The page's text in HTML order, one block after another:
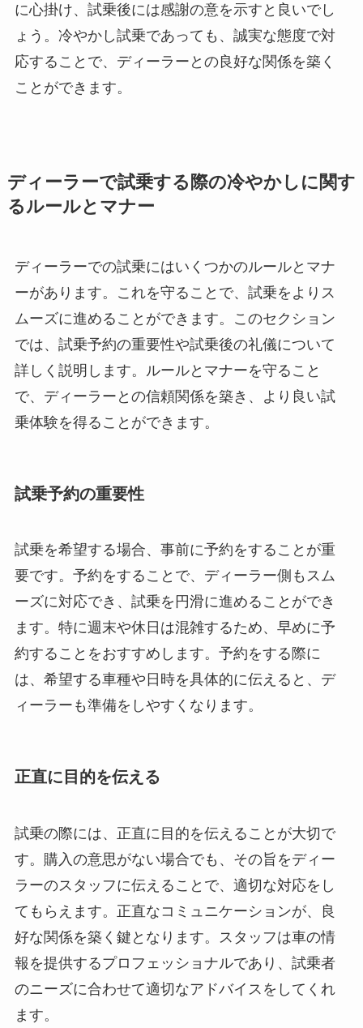
に心掛け、試乗後には感謝の意を示すと良いでし
ょう。冷やかし試乗であっても、誠実な態度で対
応することで、ディーラーとの良好な関係を築く
ことができます。
ディーラーで試乗する際の冷やかしに関す
るルールとマナー
ディーラーでの試乗にはいくつかのルールとマナ
ーがあります。これを守ることで、試乗をよりス
ムーズに進めることができます。このセクション
では、試乗予約の重要性や試乗後の礼儀について
詳しく説明します。ルールとマナーを守ること
で、ディーラーとの信頼関係を築き、より良い試
乗体験を得ることができます。
試乗予約の重要性
試乗を希望する場合、事前に予約をすることが重
要です。予約をすることで、ディーラー側もスム
ーズに対応でき、試乗を円滑に進めることができ
ます。特に週末や休日は混雑するため、早めに予
約することをおすすめします。予約をする際に
は、希望する車種や日時を具体的に伝えると、デ
ィーラーも準備をしやすくなります。
正直に目的を伝える
試乗の際には、正直に目的を伝えることが大切で
す。購入の意思がない場合でも、その旨をディー
ラーのスタッフに伝えることで、適切な対応をし
てもらえます。正直なコミュニケーションが、良
好な関係を築く鍵となります。スタッフは車の情
報を提供するプロフェッショナルであり、試乗者
のニーズに合わせて適切なアドバイスをしてくれ
ます。